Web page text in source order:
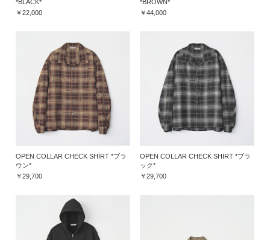
*BLACK*
￥22,000
*BROWN*
￥44,000
OPEN COLLAR CHECK SHIRT *ブラ
ウン*
￥29,700
OPEN COLLAR CHECK SHIRT *ブラ
ック*
￥29,700